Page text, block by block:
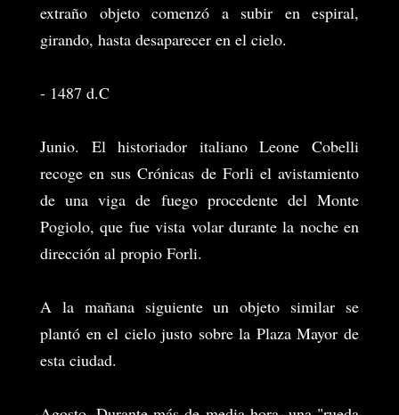
extraño objeto comenzó a subir en espiral,
girando, hasta desaparecer en el cielo.
- 1487 d.C
Junio. El historiador italiano Leone Cobelli
recoge en sus Crónicas de Forli el avistamiento
de una viga de fuego procedente del Monte
Pogiolo, que fue vista volar durante la noche en
dirección al propio Forli.
A la mañana siguiente un objeto similar se
plantó en el cielo justo sobre la Plaza Mayor de
esta ciudad.